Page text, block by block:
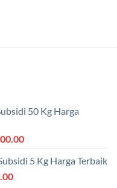
50 Kg Harga
Harga
ini5 Kg Harga Terbaik
Harga